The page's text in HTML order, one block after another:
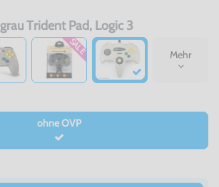
grau Trident Pad, Logic 3
SALE Mehr
ohne OVP